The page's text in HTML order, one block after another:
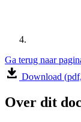
Ga terug naar
Download
Over dit